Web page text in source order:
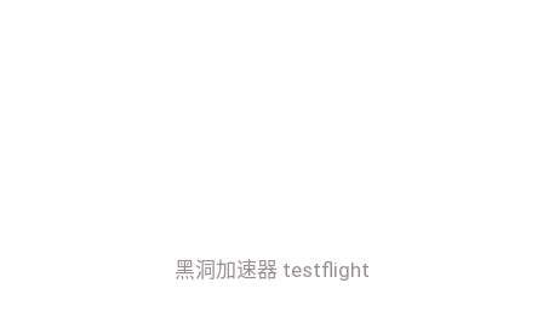
黑洞加速器 testflight